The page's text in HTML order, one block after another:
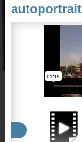
autoportrait